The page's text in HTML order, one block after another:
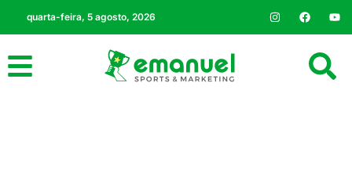
quarta-feira, 5 agosto, 2026